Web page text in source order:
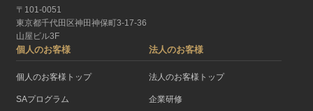
〒101-0051
東京都千代田区神田神保町3-17-36
山屋ビル3F
個人のお客様
個人のお客様トップ
SAプログラム
法人のお客様
法人のお客様トップ
企業研修